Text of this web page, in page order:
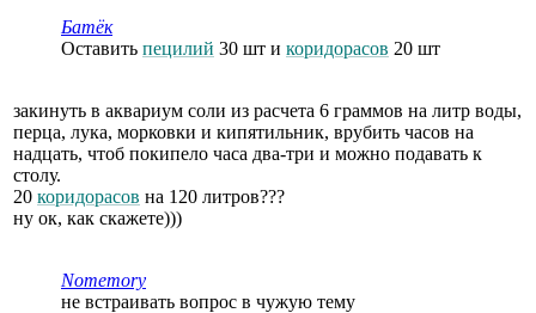
Батёк
Оставить пецилий 30 шт и коридорасов 20 шт
закинуть в аквариум соли из расчета 6 граммов на литр воды,
перца, лука, морковки и кипятильник, врубить часов на
надцать, чтоб покипело часа два-три и можно подавать к
столу.
20 коридорасов на 120 литров???
ну ок, как скажете)))
Nomemory
не встраивать вопрос в чужую тему